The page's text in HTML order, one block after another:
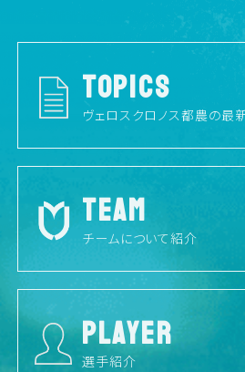
TOPICS
ヴェロスクロノス都農の最
TEAM
チームについて紹介
PLAYER
選手紹介